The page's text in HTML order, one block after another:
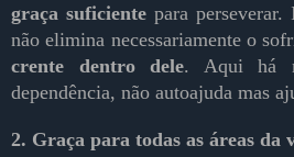
graça suficiente para
não elimina necessariamente o
crente dentro dele. Aqui há
dependência, não autoajuda mas
2. Graça para todas as áreas da